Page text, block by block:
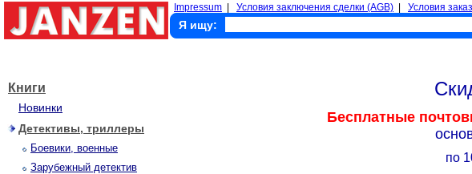
Impressum Условия заключения сделки (AGB) Условия
Я ищу:
Книги
Новинки
Детективы, триллеры
Боевики, военные
Зарубежный детектив
Бесплатные
по